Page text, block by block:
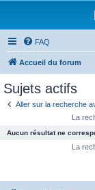
FAQ
Accueil du forum
Sujets actifs
Aller sur la recherche
La
Aucun résultat ne
La